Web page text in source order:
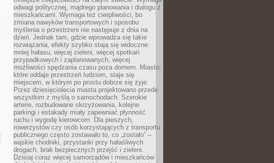
odwagi politycznej, mądrego planowania i dialogu z
mieszkańcami. Wymaga też cierpliwości, bo
zmiana nawyków transportowych i sposobu
myślenia o przestrzeni nie następuje z dnia na
dzień. Jednak tam, gdzie wprowadza się takie
rozwiązania, efekty szybko stają się widoczne:
mniej hałasu, więcej zieleni, więcej spotkań
przypadkowych i zaplanowanych, więcej
możliwości spędzania czasu poza domem. Miasto,
które oddaje przestrzeń ludziom, staje się
miejscem, w którym po prostu dobrze się żyje.
Przez dziesięciolecia miasta projektowano przede
wszystkim z myślą o samochodach. Szerokie
arterie, rozbudowane skrzyżowania, kolejne
parkingi i estakady miały zapewniać płynność
ruchu i wygodę kierowcom. Dla pieszych,
rowerzystów czy osób korzystających z transportu
publicznego często zostawało to, co „zostało” –
wąskie chodniki, przystanki przy hałaśliwych
drogach, brak bezpiecznych przejść i zieleni.
Dzisiaj coraz więcej samorządów i mieszkańców